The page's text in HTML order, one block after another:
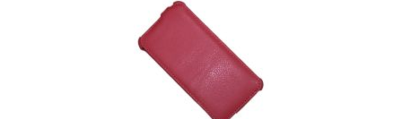
опт 20 руб.
дилер
15 руб.
Наличие:
ЕСТЬ
купить в розницу